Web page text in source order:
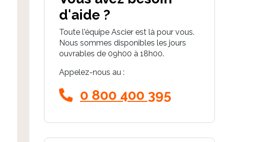
d'aide ?
Toute l'équipe Ascier est là pour vous.
Nous sommes disponibles les jours
ouvrables de 09h00 à 18h00.
Appelez-nous au :
0 800 400 395